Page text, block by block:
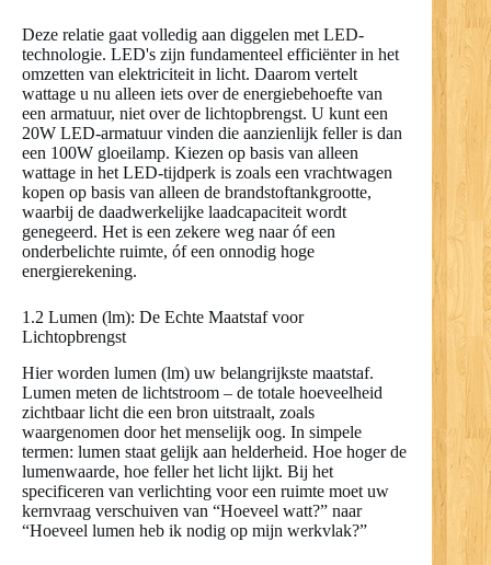
Deze relatie gaat volledig aan diggelen met LED-
technologie. LED's zijn fundamenteel efficiënter in het
omzetten van elektriciteit in licht. Daarom vertelt
wattage u nu alleen iets over de energiebehoefte van
een armatuur, niet over de lichtopbrengst. U kunt een
20W LED-armatuur vinden die aanzienlijk feller is dan
een 100W gloeilamp. Kiezen op basis van alleen
wattage in het LED-tijdperk is zoals een vrachtwagen
kopen op basis van alleen de brandstoftankgrootte,
waarbij de daadwerkelijke laadcapaciteit wordt
genegeerd. Het is een zekere weg naar óf een
onderbelichte ruimte, óf een onnodig hoge
energierekening.
1.2 Lumen (lm): De Echte Maatstaf voor
Lichtopbrengst
Hier worden lumen (lm) uw belangrijkste maatstaf.
Lumen meten de lichtstroom – de totale hoeveelheid
zichtbaar licht die een bron uitstraalt, zoals
waargenomen door het menselijk oog. In simpele
termen: lumen staat gelijk aan helderheid. Hoe hoger de
lumenwaarde, hoe feller het licht lijkt. Bij het
specificeren van verlichting voor een ruimte moet uw
kernvraag verschuiven van “Hoeveel watt?” naar
“Hoeveel lumen heb ik nodig op mijn werkvlak?”